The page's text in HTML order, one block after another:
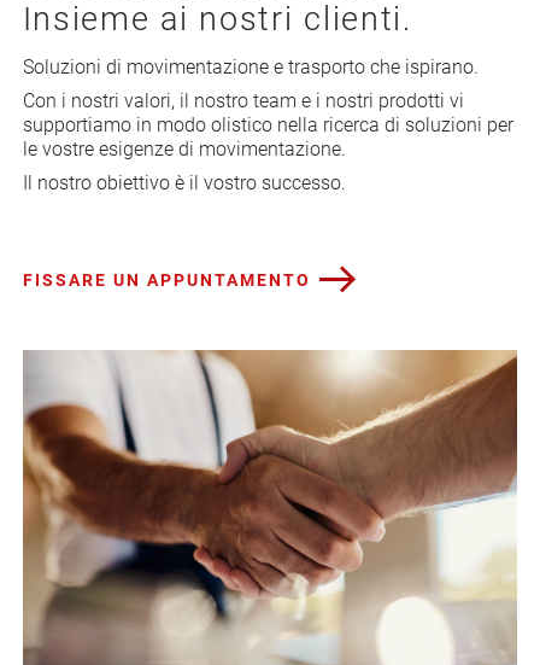
Insieme ai nostri clienti.
Soluzioni di movimentazione e trasporto che ispirano.
Con i nostri valori, il nostro team e i nostri prodotti vi
supportiamo in modo olistico nella ricerca di soluzioni per
le vostre esigenze di movimentazione.
Il nostro obiettivo è il vostro successo.
FISSARE UN APPUNTAMENTO